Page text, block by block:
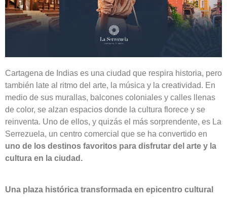
Cartagena de Indias es una ciudad que respira historia, pero
también late al ritmo del arte, la música y la creatividad. En
medio de sus murallas, balcones coloniales y calles llenas
de color, se alzan espacios donde la cultura florece y se
reinventa. Uno de ellos, y quizás el más sorprendente, es La
Serrezuela, un centro comercial que se ha convertido en
uno de los destinos favoritos para disfrutar del arte y la
cultura en la ciudad.
Una plaza histórica transformada en epicentro cultural